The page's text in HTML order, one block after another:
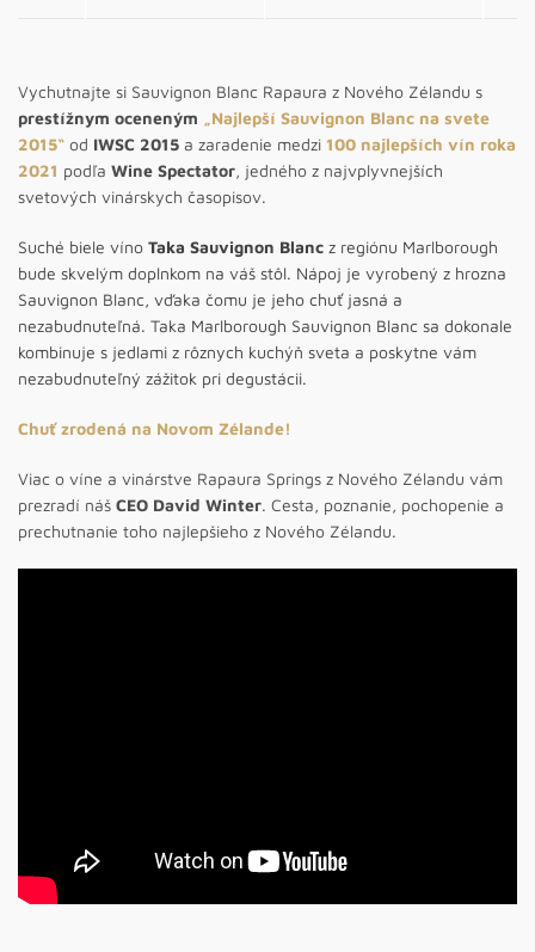
Vychutnajte si Sauvignon Blanc Rapaura z Nového Zélandu s
prestížnym oceneným „Najlepší Sauvignon Blanc na svete
2015“ od IWSC 2015 a zaradenie medzi 100 najlepších vín roka
2021 podľa Wine Spectator, jedného z najvplyvnejších
svetových vinárskych časopisov.
Suché biele víno Taka Sauvignon Blanc z regiónu Marlborough
bude skvelým doplnkom na váš stôl. Nápoj je vyrobený z hrozna
Sauvignon Blanc, vďaka čomu je jeho chuť jasná a
nezabudnuteľná. Taka Marlborough Sauvignon Blanc sa dokonale
kombinuje s jedlami z rôznych kuchýň sveta a poskytne vám
nezabudnuteľný zážitok pri degustácii.
Chuť zrodená na Novom Zélande!
Viac o víne a vinárstve Rapaura Springs z Nového Zélandu vám
prezradí náš CEO David Winter. Cesta, poznanie, pochopenie a
prechutnanie toho najlepšieho z Nového Zélandu.